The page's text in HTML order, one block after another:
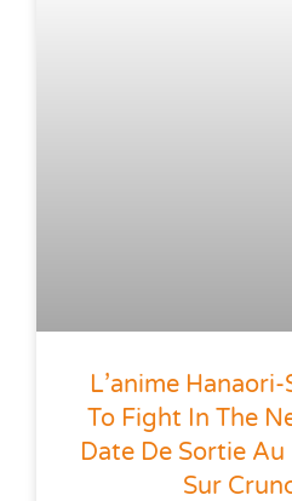
L’anime
To Fight In The
Date De Sortie
Sur